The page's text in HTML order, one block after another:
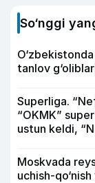
So‘nggi
tanlov
Superliga.
“OKMK”
ustun keldi,
Moskvada
uchish-